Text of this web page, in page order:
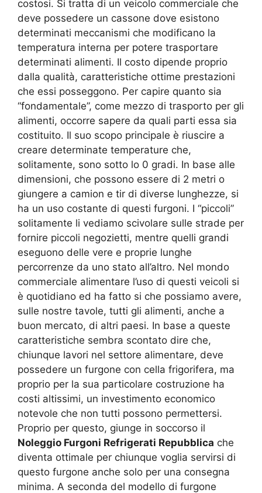
costosi. Si tratta di un veicolo commerciale che
deve possedere un cassone dove esistono
determinati meccanismi che modificano la
temperatura interna per potere trasportare
determinati alimenti. Il costo dipende proprio
dalla qualità, caratteristiche ottime prestazioni
che essi posseggono. Per capire quanto sia
“fondamentale”, come mezzo di trasporto per gli
alimenti, occorre sapere da quali parti essa sia
costituito. Il suo scopo principale è riuscire a
creare determinate temperature che,
solitamente, sono sotto lo 0 gradi. In base alle
dimensioni, che possono essere di 2 metri o
giungere a camion e tir di diverse lunghezze, si
ha un uso costante di questi furgoni. I “piccoli”
solitamente li vediamo scivolare sulle strade per
fornire piccoli negozietti, mentre quelli grandi
eseguono delle vere e proprie lunghe
percorrenze da uno stato all’altro. Nel mondo
commerciale alimentare l’uso di questi veicoli si
è quotidiano ed ha fatto si che possiamo avere,
sulle nostre tavole, tutti gli alimenti, anche a
buon mercato, di altri paesi. In base a queste
caratteristiche sembra scontato dire che,
chiunque lavori nel settore alimentare, deve
possedere un furgone con cella frigorifera, ma
proprio per la sua particolare costruzione ha
costi altissimi, un investimento economico
notevole che non tutti possono permettersi.
Proprio per questo, giunge in soccorso il
Noleggio Furgoni Refrigerati Repubblica che
diventa ottimale per chiunque voglia servirsi di
questo furgone anche solo per una consegna
minima. A seconda del modello di furgone